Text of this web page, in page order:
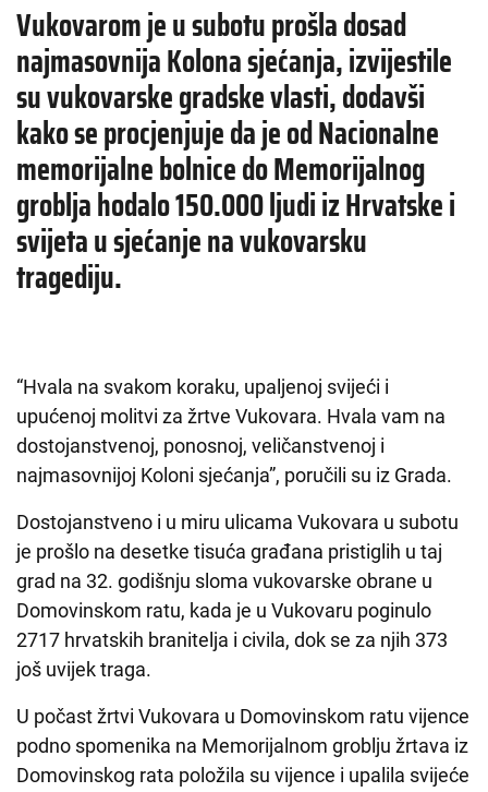
Vukovarom je u subotu prošla dosad
najmasovnija Kolona sjećanja, izvijestile
su vukovarske gradske vlasti, dodavši
kako se procjenjuje da je od Nacionalne
memorijalne bolnice do Memorijalnog
groblja hodalo 150.000 ljudi iz Hrvatske i
svijeta u sjećanje na vukovarsku
tragediju.
“Hvala na svakom koraku, upaljenoj svijeći i
upućenoj molitvi za žrtve Vukovara. Hvala vam na
dostojanstvenoj, ponosnoj, veličanstvenoj i
najmasovnijoj Koloni sjećanja”, poručili su iz Grada.
Dostojanstveno i u miru ulicama Vukovara u subotu
je prošlo na desetke tisuća građana pristiglih u taj
grad na 32. godišnju sloma vukovarske obrane u
Domovinskom ratu, kada je u Vukovaru poginulo
2717 hrvatskih branitelja i civila, dok se za njih 373
još uvijek traga.
U počast žrtvi Vukovara u Domovinskom ratu vijence
podno spomenika na Memorijalnom groblju žrtava iz
Domovinskog rata položila su vijence i upalila svijeće